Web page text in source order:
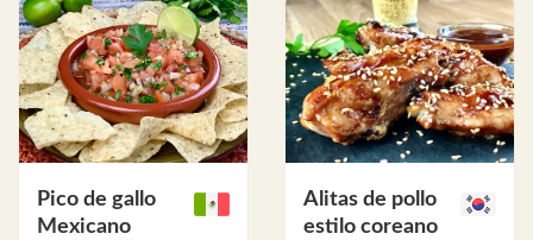
Pico de gallo
Mexicano
Alitas de pollo
estilo coreano